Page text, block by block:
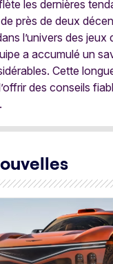
les dernières
près de deux
l’univers des jeux
a accumulé un
Cette
des conseils